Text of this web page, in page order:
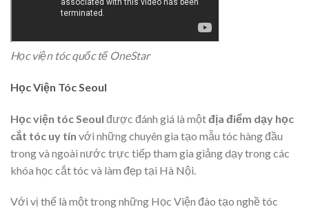
Học viện tóc quốc tế OneStar
Học Viện Tóc Seoul
Học viện tóc Seoul được đánh giá là mộtđịa điểm dạy học
cắt tóc uy tín với những chuyên gia tạo mẫu tóc hàng đầu
trong và ngoài nước trực tiếp tham gia giảng dạy trong các
khóa học cắt tóc và làm đẹp tại Hà Nội.
Với vị thế là một trong những Học Viện đào tạo nghề tóc